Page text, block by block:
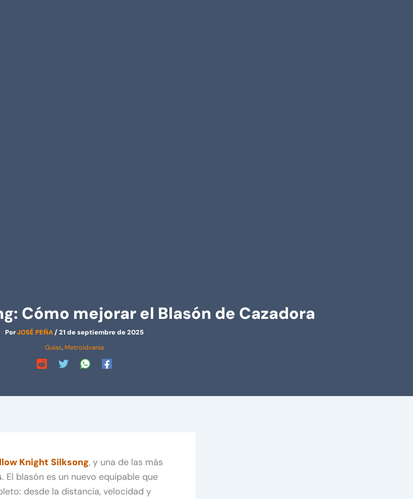
Cómo mejorar el Blasón de Cazadora
PorJOSÉ PEÑA/21 de septiembre de 2025
Guías, Metroidvania
Knight Silksong, y una de las más
. El blasón es un nuevo equipable que
desde la distancia, velocidad y